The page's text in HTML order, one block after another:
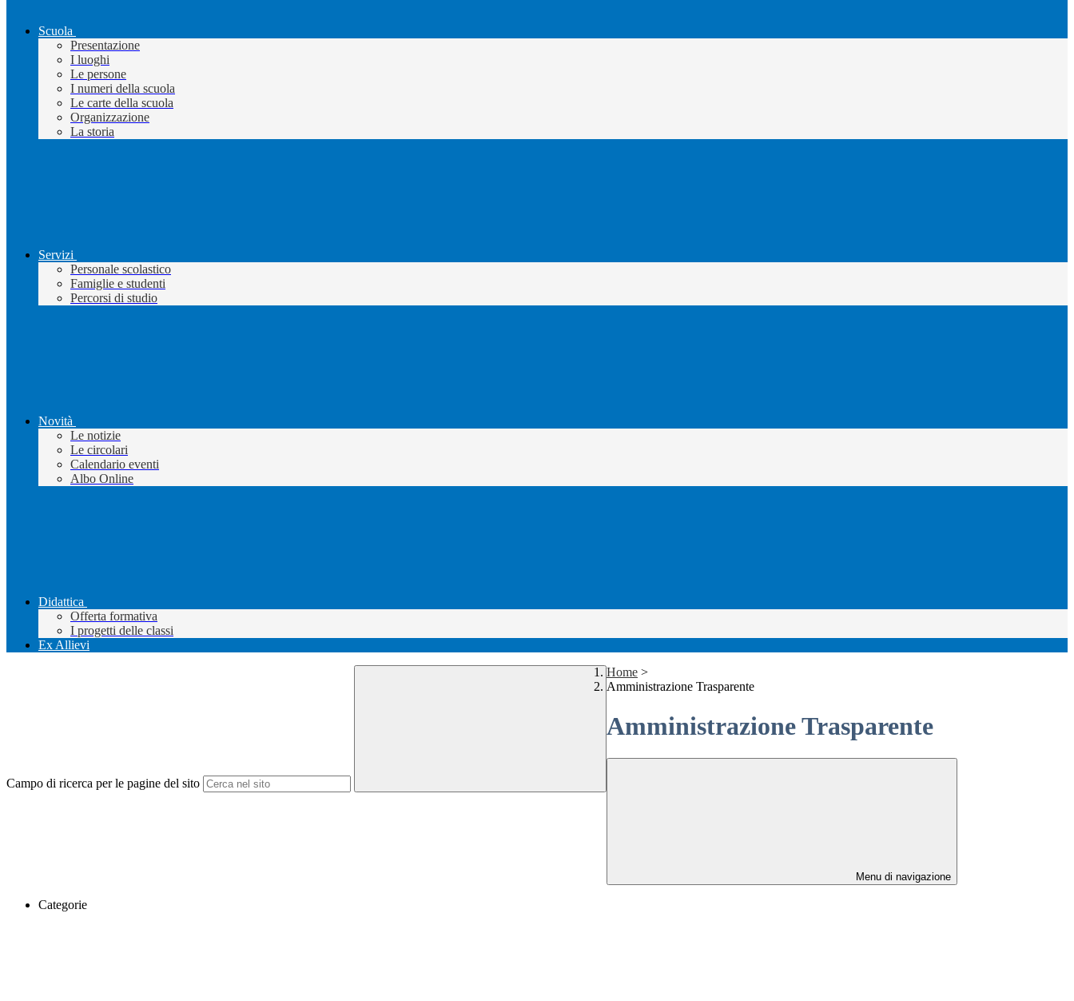
Scuola
Presentazione
I luoghi
Le persone
I numeri della scuola
Le carte della scuola
Organizzazione
La storia
Servizi
Personale scolastico
Famiglie e studenti
Percorsi di studio
Novità
Le notizie
Le circolari
Calendario eventi
Albo Online
Didattica
Offerta formativa
I progetti delle classi
Ex Allievi
Campo di ricerca per le pagine del sito
Home >
Amministrazione Trasparente
Amministrazione Trasparente
Menu di navigazione
Categorie